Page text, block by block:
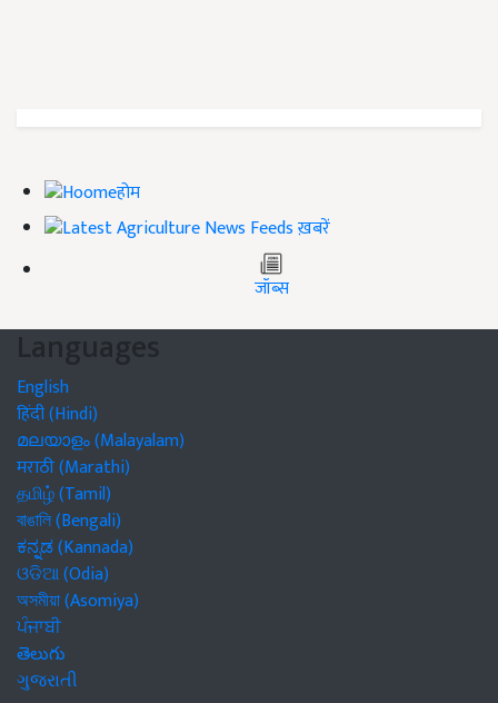
होम
ख़बरें
जॉब्स
Languages
English
हिंदी (Hindi)
മലയാളം (Malayalam)
मराठी (Marathi)
தமிழ் (Tamil)
বাঙালি (Bengali)
ಕನ್ನಡ (Kannada)
ଓଡିଆ (Odia)
অসমীয়া (Asomiya)
ਪੰਜਾਬੀ
తెలుగు
ગુજરાતી